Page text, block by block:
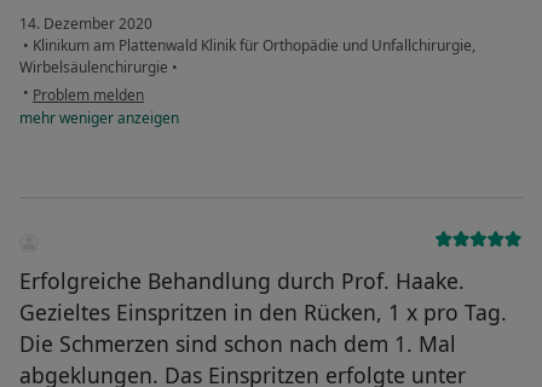
14. Dezember 2020
• Klinikum am Plattenwald Klinik für Orthopädie und Unfallchirurgie,
Wirbelsäulenchirurgie •
• Problem melden
mehrwenigeranzeigen
Erfolgreiche Behandlung durch Prof. Haake.
Gezieltes Einspritzen in den Rücken, 1 x pro Tag.
Die Schmerzen sind schon nach dem 1. Mal
abgeklungen. Das Einspritzen erfolgte unter